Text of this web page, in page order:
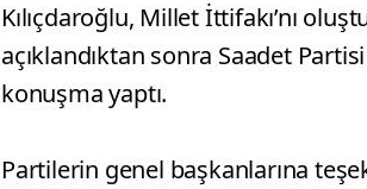
Kılıçdaroğlu, Millet İttifakı’nı
açıklandıktan sonra Saadet
konuşma yaptı.
Partilerin genel başkanlarına